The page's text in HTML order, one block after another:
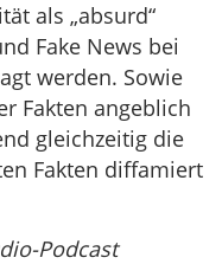
als „absurd“
Fake News bei
werden. Sowie
Fakten angeblich
gleichzeitig die
Fakten diffamiert
Podcast